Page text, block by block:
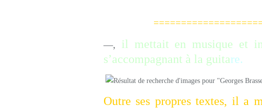
—,
il mettait en musique et
s’accompagnant à la guitare.
Outre ses propres textes, il a